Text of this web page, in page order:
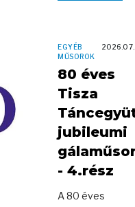
EGYÉB
MŰSOROK
80 éves
Tisza
jubileumi
- 4.rész
A 80 éves